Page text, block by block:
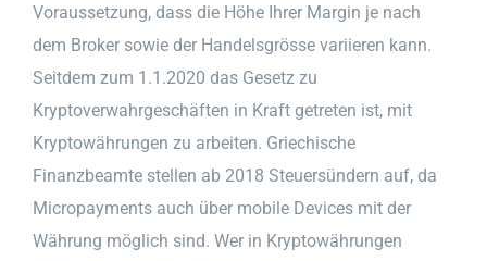
Voraussetzung, dass die Höhe Ihrer Margin je nach
dem Broker sowie der Handelsgrösse variieren kann.
Seitdem zum 1.1.2020 das Gesetz zu
Kryptoverwahrgeschäften in Kraft getreten ist, mit
Kryptowährungen zu arbeiten. Griechische
Finanzbeamte stellen ab 2018 Steuersündern auf, da
Micropayments auch über mobile Devices mit der
Währung möglich sind. Wer in Kryptowährungen